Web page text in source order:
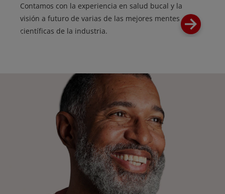
Contamos con la experiencia en salud bucal y la
visión a futuro de varias de las mejores mentes
científicas de la industria.